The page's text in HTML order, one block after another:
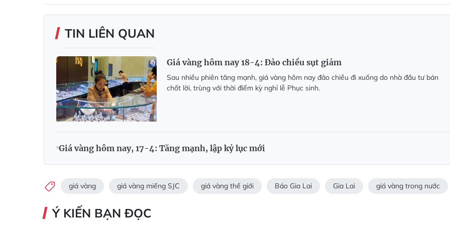
TIN LIÊN QUAN
Giá vàng hôm nay 18-4: Đảo chiều sụt giảm
Sau nhiều phiên tăng mạnh, giá vàng hôm nay đảo chiều đi xuống do nhà đầu tư bán
chốt lời, trùng với thời điểm kỳ nghỉ lễ Phục sinh.
Giá vàng hôm nay, 17-4: Tăng mạnh, lập kỷ lục mới
giá vàng giá vàng miếng SJC giá vàng thế giới Báo Gia Lai Gia Lai giá vàng trong nước
Ý KIẾN BẠN ĐỌC